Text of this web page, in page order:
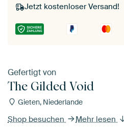
Jetzt kostenloser Versand!
Gefertigt von
The Gilded Void
Gieten, Niederlande
Shop besuchen Mehr lesen